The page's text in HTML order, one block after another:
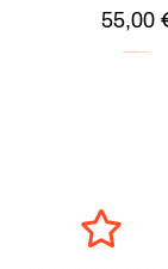
55,00